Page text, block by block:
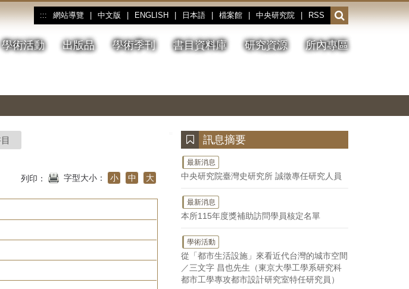
::: 網站導覽 中文版 ENGLISH 日本語 檔案館 中央研究院 RSS
開
啟
或
收
學術活動 出版品 學術季刊 書目資料庫 研究資源 所內專區
停、
圖
圖
結
列印： 字型大小： 小 中 大
訊息摘要
最新消息
中央研究院臺灣史研究所 誠徵專任研究人員
最新消息
本所115年度獎補助訪問學員核定名單
學術活動
從「都市生活設施」來看近代台灣的城市空間
／三文字 昌也先生（東京大學工學系研究科
都市工學專攻都市設計研究室特任研究員）